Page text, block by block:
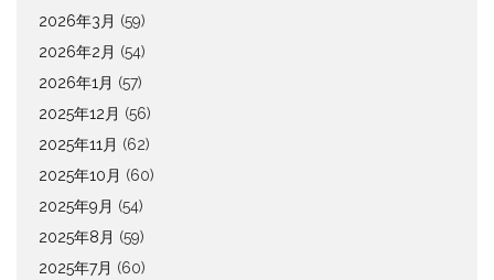
2026年3月 (59)
2026年2月 (54)
2026年1月 (57)
2025年12月 (56)
2025年11月 (62)
2025年10月 (60)
2025年9月 (54)
2025年8月 (59)
2025年7月 (60)